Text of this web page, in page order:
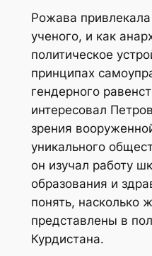
Рожава
ученого, и как
политическое
принципах
гендерного
интересовал
зрения
уникального
он изучал работу
образования и
понять, насколько
представлены в
Курдистана.